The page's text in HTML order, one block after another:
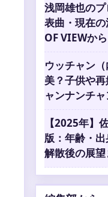
浅岡雄也の
表曲・現在
OF VIEWか
ウッチャン
美？子供や
ャンナンチ
【2025年】
版：年齢・
解散後の展